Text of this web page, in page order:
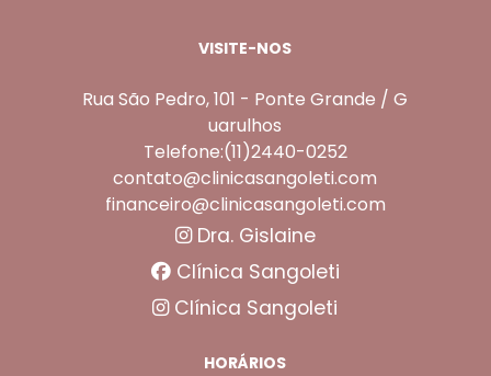
VISITE-NOS
Rua São Pedro, 101 - Ponte Grande / G
uarulhos
Telefone:(11)2440-0252
contato@clinicasangoleti.com
financeiro@clinicasangoleti.com
Dra. Gislaine
Clínica Sangoleti
Clínica Sangoleti
HORÁRIOS